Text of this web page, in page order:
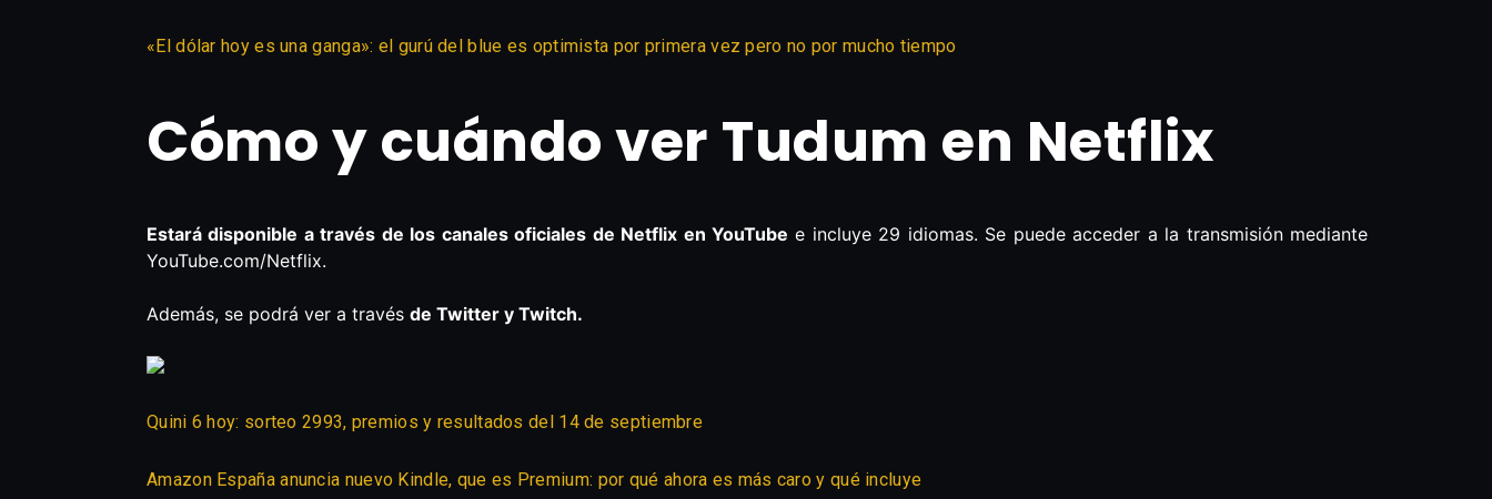
«El dólar hoy es una ganga»: el gurú del blue es optimista por primera vez pero no por mucho tiempo
Cómo y cuándo ver Tudum en Netflix
Estará disponible a través de los canales oficiales de Netflix en YouTube e incluye 29 idiomas. Se puede acceder a la transmisión mediante
YouTube.com/Netflix.
Además, se podrá ver a través de Twitter y Twitch.
Quini 6 hoy: sorteo 2993, premios y resultados del 14 de septiembre
Amazon España anuncia nuevo Kindle, que es Premium: por qué ahora es más caro y qué incluye